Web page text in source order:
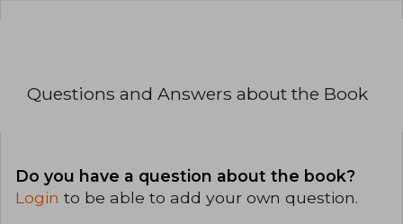
Questions and Answers about the Book
Do you have a question about the book?
Login to be able to add your own question.